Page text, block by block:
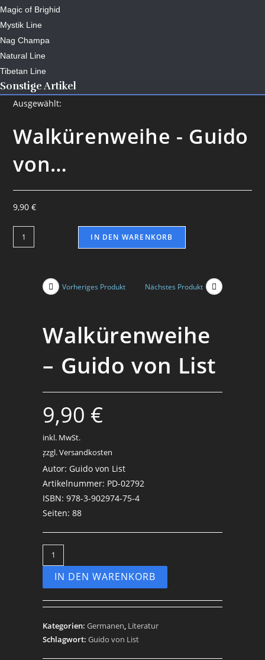
Magic of Brighid
Mystik Line
Nag Champa
Natural Line
Tibetan Line
Sonstige Artikel
Ausgewählt:
Walkürenweihe - Guido
von…
9,90€
IN DEN WARENKORB
Vorheriges Produkt Nächstes Produkt
Walkürenweihe
– Guido von List
9,90 €
inkl. MwSt.
zzgl. Versandkosten
.
Autor: Guido von List
Artikelnummer: PD-02792
ISBN: 978-3-902974-75-4
Seiten: 88
IN DEN WARENKORB
Kategorien:Germanen, Literatur
Schlagwort:Guido von List